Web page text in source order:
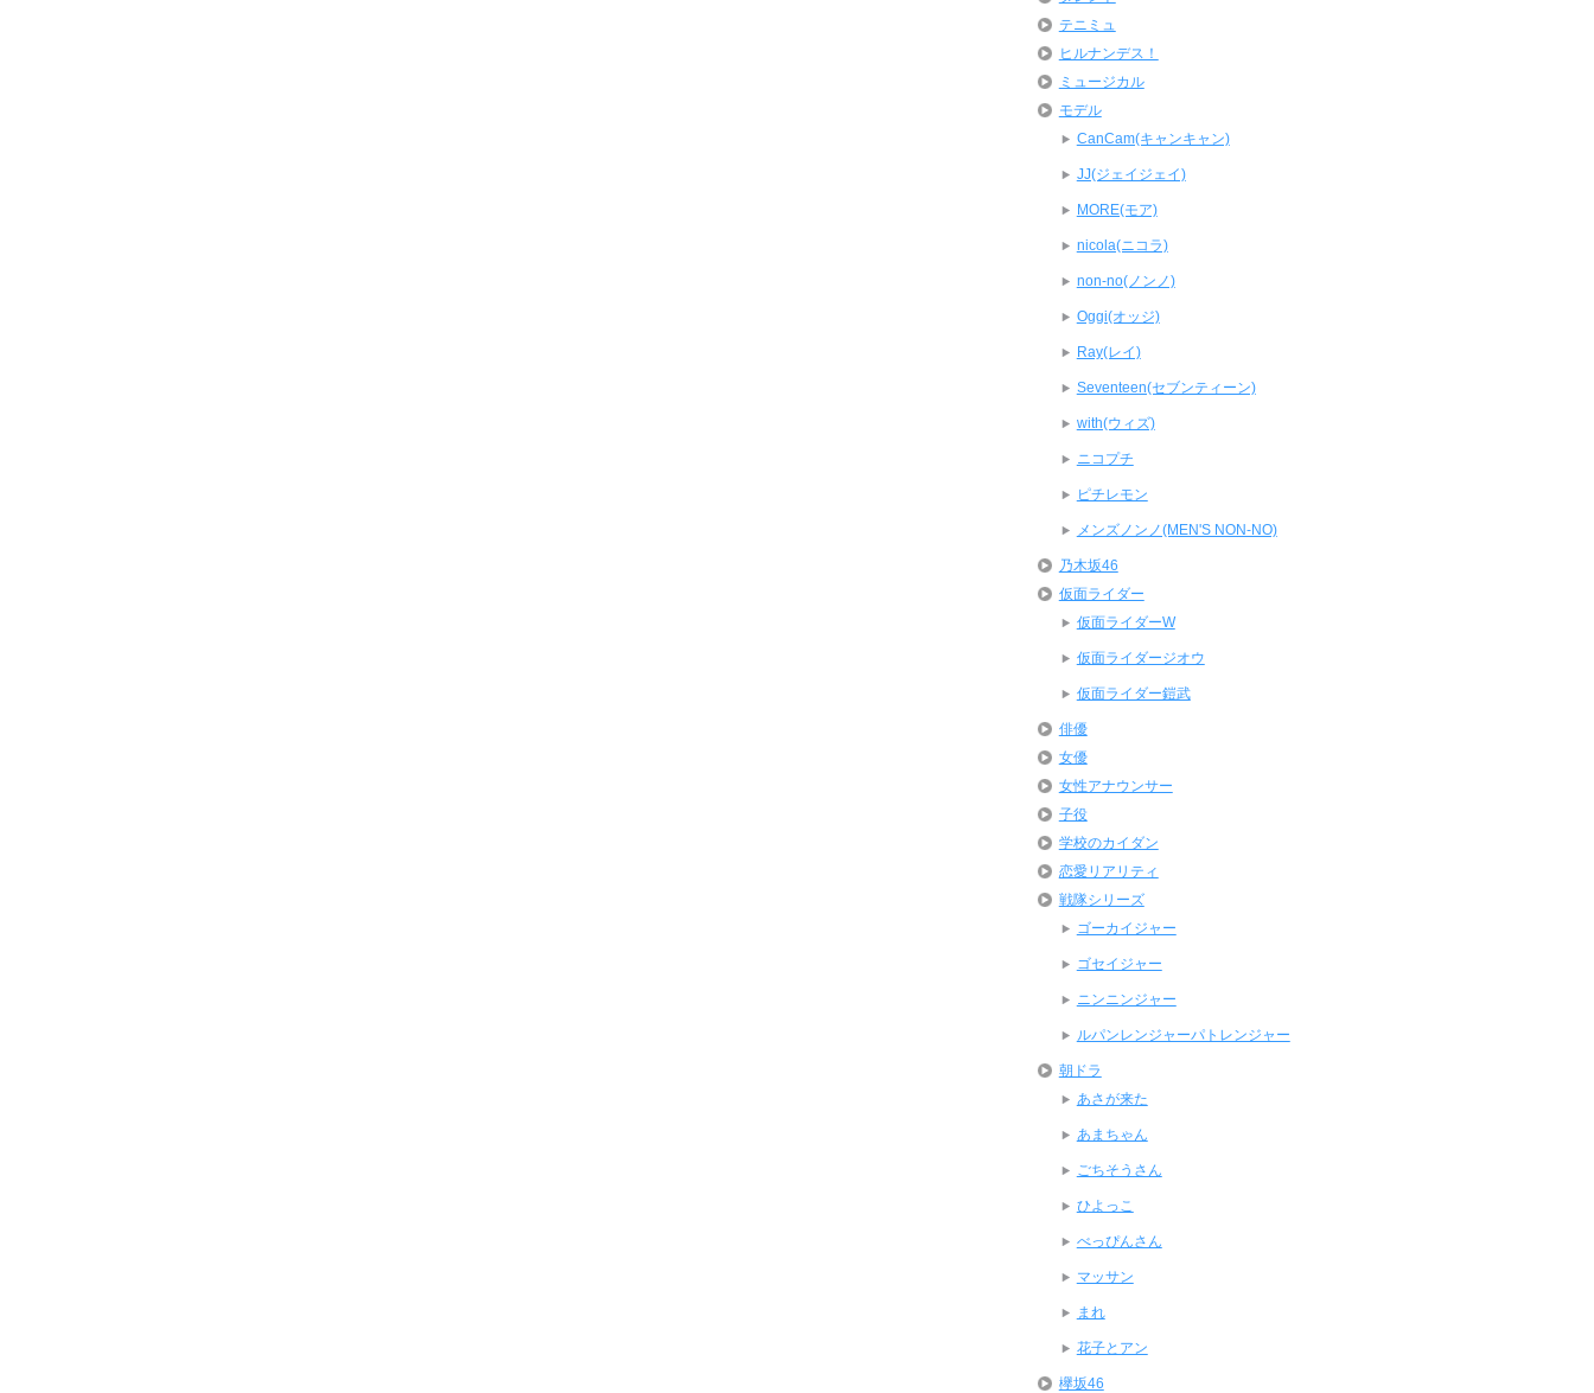
テニミュ
ヒルナンデス！
ミュージカル
モデル
CanCam(キャンキャン)
JJ(ジェイジェイ)
MORE(モア)
nicola(ニコラ)
non-no(ノンノ)
Oggi(オッジ)
Ray(レイ)
Seventeen(セブンティーン)
with(ウィズ)
ニコプチ
ピチレモン
メンズノンノ(MEN'S NON-NO)
乃木坂46
仮面ライダー
仮面ライダーW
仮面ライダージオウ
仮面ライダー鎧武
俳優
女優
女性アナウンサー
子役
学校のカイダン
恋愛リアリティ
戦隊シリーズ
ゴーカイジャー
ゴセイジャー
ニンニンジャー
ルパンレンジャーパトレンジャー
朝ドラ
あさが来た
あまちゃん
ごちそうさん
ひよっこ
べっぴんさん
マッサン
まれ
花子とアン
欅坂46